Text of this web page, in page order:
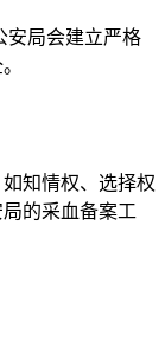
安局会建立严格
知情权、选择权
的采血备案工